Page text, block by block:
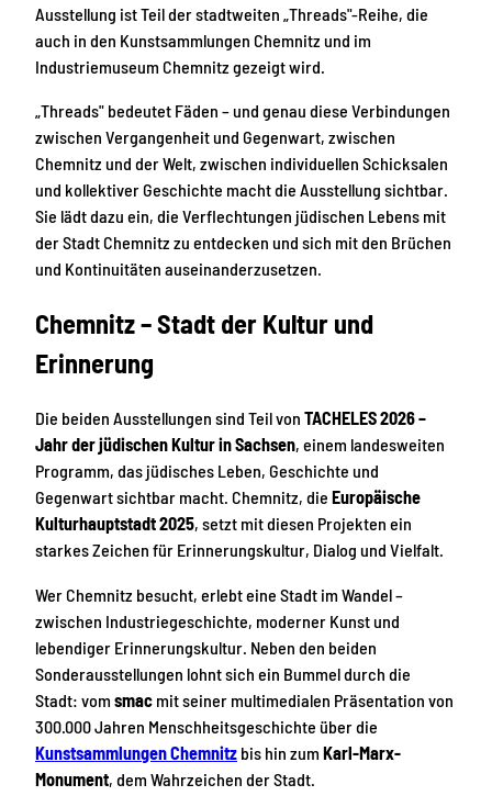
Ausstellung ist Teil der stadtweiten „Threads"-Reihe, die
auch in den Kunstsammlungen Chemnitz und im
Industriemuseum Chemnitz gezeigt wird.
„Threads" bedeutet Fäden – und genau diese Verbindungen
zwischen Vergangenheit und Gegenwart, zwischen
Chemnitz und der Welt, zwischen individuellen Schicksalen
und kollektiver Geschichte macht die Ausstellung sichtbar.
Sie lädt dazu ein, die Verflechtungen jüdischen Lebens mit
der Stadt Chemnitz zu entdecken und sich mit den Brüchen
und Kontinuitäten auseinanderzusetzen.
Chemnitz – Stadt der Kultur und
Erinnerung
Die beiden Ausstellungen sind Teil von TACHELES 2026 –
Jahr der jüdischen Kultur in Sachsen, einem landesweiten
Programm, das jüdisches Leben, Geschichte und
Gegenwart sichtbar macht. Chemnitz, die Europäische
Kulturhauptstadt 2025, setzt mit diesen Projekten ein
starkes Zeichen für Erinnerungskultur, Dialog und Vielfalt.
Wer Chemnitz besucht, erlebt eine Stadt im Wandel –
zwischen Industriegeschichte, moderner Kunst und
lebendiger Erinnerungskultur. Neben den beiden
Sonderausstellungen lohnt sich ein Bummel durch die
Stadt: vom smac mit seiner multimedialen Präsentation von
300.000 Jahren Menschheitsgeschichte über die
Kunstsammlungen Chemnitz bis hin zum Karl-Marx-
Monument, dem Wahrzeichen der Stadt.